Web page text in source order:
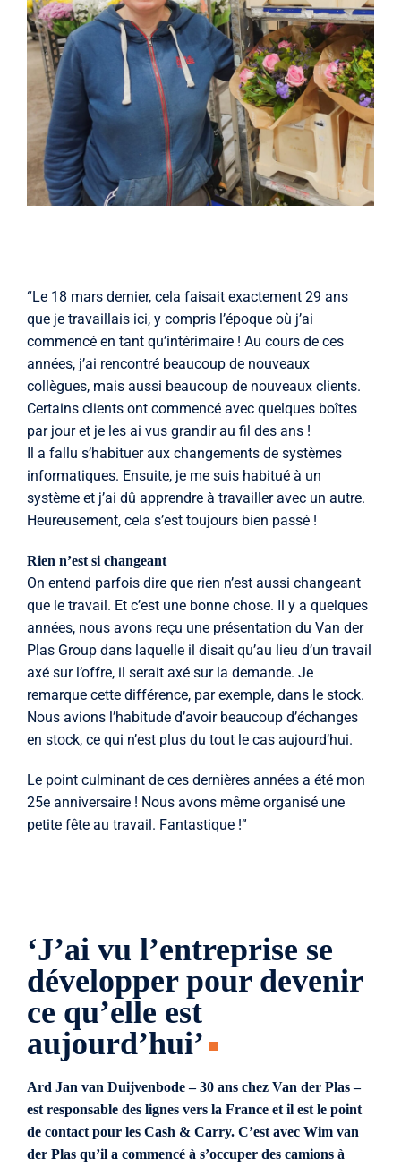
“Le 18 mars dernier, cela faisait exactement 29 ans
que je travaillais ici, y compris l’époque où j’ai
commencé en tant qu’intérimaire ! Au cours de ces
années, j’ai rencontré beaucoup de nouveaux
collègues, mais aussi beaucoup de nouveaux clients.
Certains clients ont commencé avec quelques boîtes
par jour et je les ai vus grandir au fil des ans !
Il a fallu s’habituer aux changements de systèmes
informatiques. Ensuite, je me suis habitué à un
système et j’ai dû apprendre à travailler avec un autre.
Heureusement, cela s’est toujours bien passé !
Rien n’est si changeant
On entend parfois dire que rien n’est aussi changeant
que le travail. Et c’est une bonne chose. Il y a quelques
années, nous avons reçu une présentation du Van der
Plas Group dans laquelle il disait qu’au lieu d’un travail
axé sur l’offre, il serait axé sur la demande. Je
remarque cette différence, par exemple, dans le stock.
Nous avions l’habitude d’avoir beaucoup d’échanges
en stock, ce qui n’est plus du tout le cas aujourd’hui.
Le point culminant de ces dernières années a été mon
25e anniversaire ! Nous avons même organisé une
petite fête au travail. Fantastique !”
‘J’ai vu l’entreprise se
développer pour devenir
ce qu’elle est
aujourd’hui’
Ard Jan van Duijvenbode – 30 ans chez Van der Plas –
est responsable des lignes vers la France et il est le point
de contact pour les Cash & Carry. C’est avec Wim van
der Plas qu’il a commencé à s’occuper des camions à